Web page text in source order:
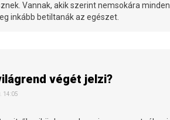
Vannak, akik szerint nemsokára
inkább betiltanák az egészet.
végét jelzi?
14:05